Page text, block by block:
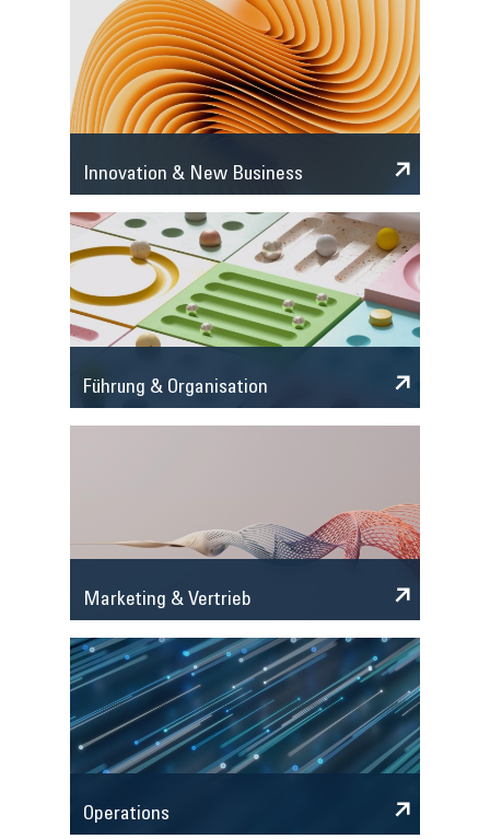
Innovation & New Business
Führung & Organisation
Marketing & Vertrieb
Operations